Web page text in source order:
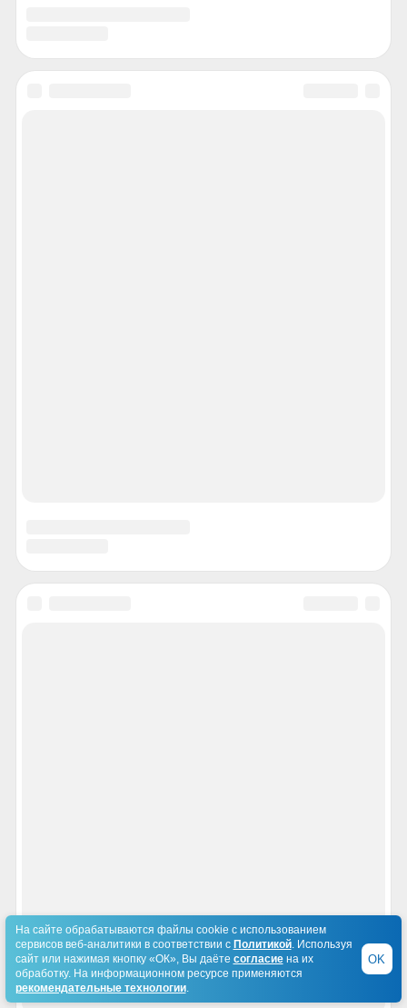
На сайте обрабатываются файлы cookie с использованием
сервисов веб-аналитики в соответствии с Политикой. Используя
сайт или нажимая кнопку «ОК», Вы даёте согласиена их
обработку. На информационном ресурсе применяются
рекомендательные технологии.
OK